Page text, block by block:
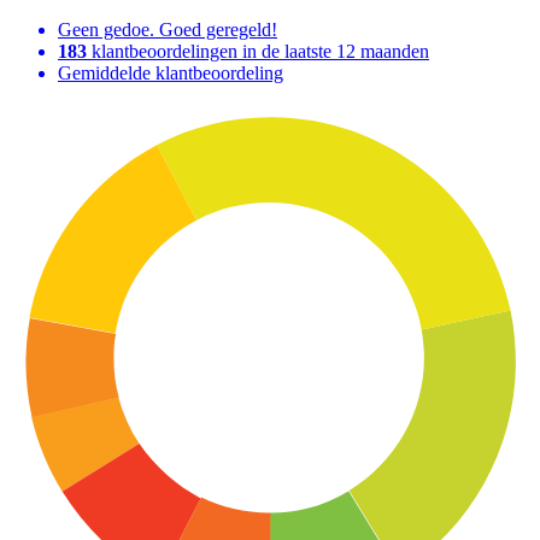
Geen gedoe. Goed geregeld!
183 klantbeoordelingen in de laatste 12 maanden
Gemiddelde klantbeoordeling